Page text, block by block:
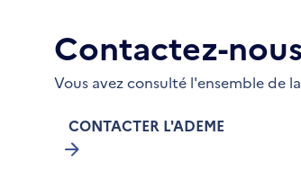
Contactez-nous
Vous avez consulté l'ensemble de
CONTACTER L'ADEME